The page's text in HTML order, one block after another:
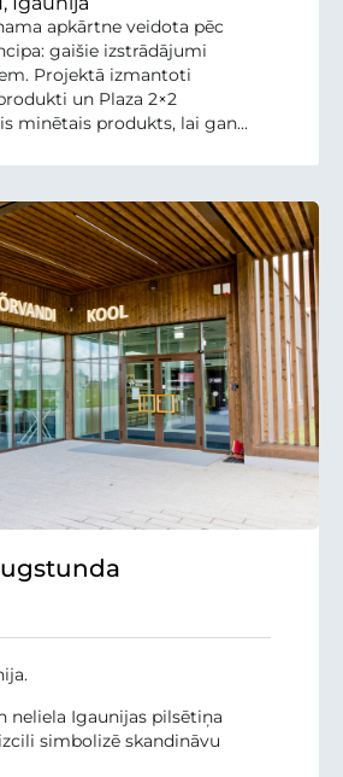
apkārtne veidota pēc
gaišie izstrādājumi
Projektā izmantoti
un Plaza 2×2
minētais produkts, lai gan...
neliela Igaunijas pilsētiņa
simbolizē skandināvu